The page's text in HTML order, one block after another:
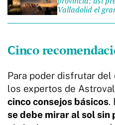
Valladolid el
Cinco
Para poder disfrutar
los expertos de
cinco consejos básicos.
se debe mirar al sol